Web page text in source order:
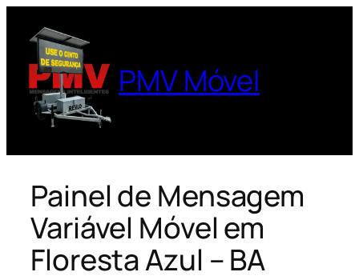
para
conteúdo
PMV Móvel
Painel de Mensagem
Variável Móvel em
Floresta Azul – BA